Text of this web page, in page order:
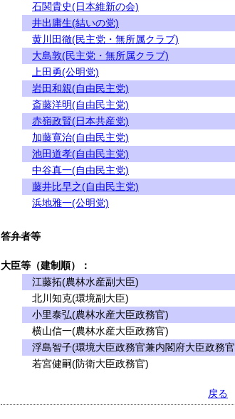
石関貴史(日本維新の会)
井出庸生(結いの党)
黄川田徹(民主党・無所属クラブ)
大島敦(民主党・無所属クラブ)
上田勇(公明党)
岩田和親(自由民主党)
斎藤洋明(自由民主党)
赤嶺政賢(日本共産党)
加藤寛治(自由民主党)
池田道孝(自由民主党)
中谷真一(自由民主党)
藤井比早之(自由民主党)
浜地雅一(公明党)
答弁者等
大臣等（建制順）：
江藤拓(農林水産副大臣)
北川知克(環境副大臣)
小里泰弘(農林水産大臣政務官)
横山信一(農林水産大臣政務官)
浮島智子(環境大臣政務官兼内閣府大臣政務
若宮健嗣(防衛大臣政務官)
戻る